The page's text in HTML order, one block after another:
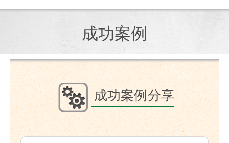
成功案例
成功案例分享